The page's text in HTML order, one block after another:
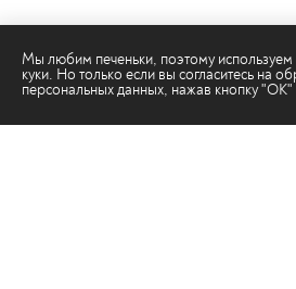
Мы любим печеньки, поэтому
куки. Но только если вы согласитесь на
персональных данных, нажав кнопку "ОК"